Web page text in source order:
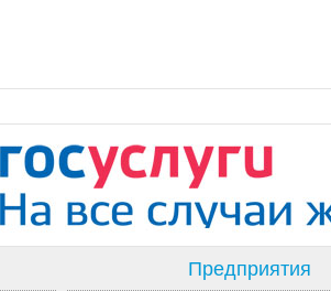
Предприятия